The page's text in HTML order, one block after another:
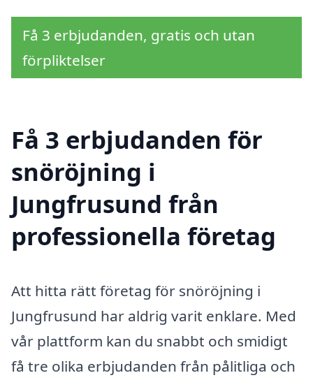
Få 3 erbjudanden, gratis och utan
förpliktelser
Få 3 erbjudanden för
snöröjning i
Jungfrusund från
professionella företag
Att hitta rätt företag för snöröjning i
Jungfrusund har aldrig varit enklare. Med
vår plattform kan du snabbt och smidigt
få tre olika erbjudanden från pålitliga och